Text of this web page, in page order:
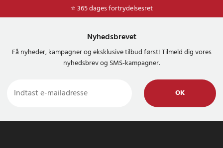
⭐ 365 dages fortrydelsesret
Nyhedsbrevet
Få nyheder, kampagner og eksklusive tilbud først! Tilmeld dig vores
nyhedsbrev og SMS-kampagner.
OK